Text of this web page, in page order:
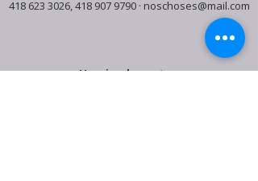
418 623 3026,418 907 9790· noschoses@mail.com
Horaire du centre: